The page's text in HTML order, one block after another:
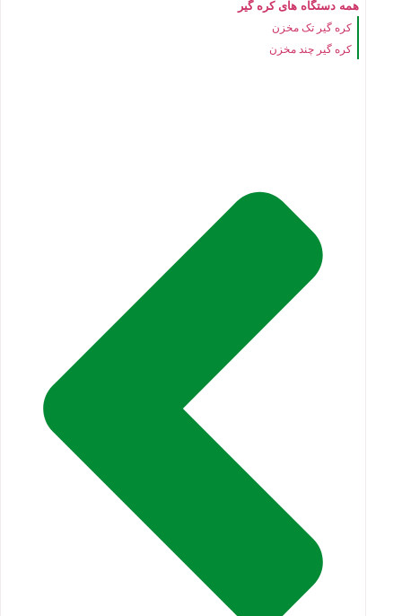
همه دستگاه های کره گیر
کره گیر تک مخزن
کره گیر چند مخزن